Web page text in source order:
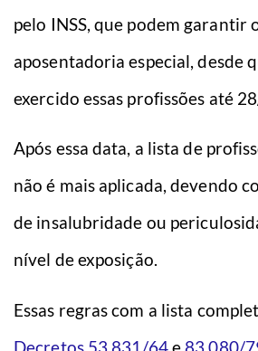
pelo INSS, que podem garantir
aposentadoria especial, desde
exercido essas profissões até
Após essa data, a lista de
não é mais aplicada, devendo
de insalubridade ou
nível de exposição.
Essas regras com a lista
Decretos 53.831/64e 83.080/